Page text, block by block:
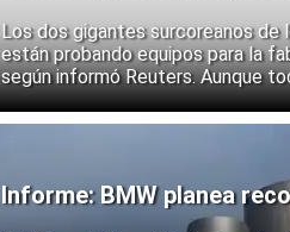
Los dos gigantes surcoreanos de
están probando equipos para la
según informó Reuters. Aunque
implementación, las acciones de
ante la posibilidad de un mayor
Informe: BMW planea